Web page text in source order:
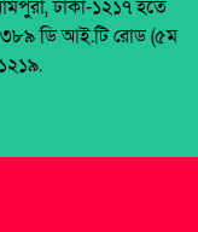
উদ্ধার
ঢাকা-১২১৭ হতে
৩৮৯ ডি আই.টি রোড (৫ম